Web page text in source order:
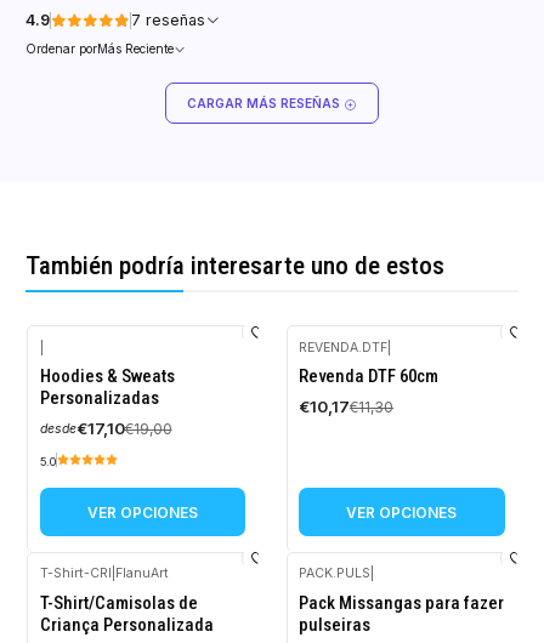
4.9 7 reseñas
Ordenar porMás Reciente
CARGAR MÁS RESEÑAS
También podría interesarte uno de estos
-10%
OFF
Hoodies & Sweats
Personalizadas
desde€17,10€19,00
5.0
VER OPCIONES
-10%
OFF
REVENDA.DTF
Revenda DTF 60cm
€10,17€11,30
VER OPCIONES
-10%
OFF
T-Shirt-CRI FlanuArt
T-Shirt/Camisolas de
Criança Personalizada
PACK.PULS
Pack Missangas para fazer
pulseiras